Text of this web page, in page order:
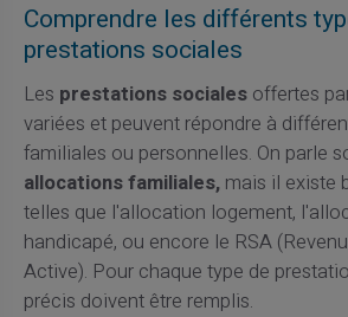
Comprendre les différents
prestations sociales
Les prestations socialesoffertes
variées et peuvent répondre à
familiales ou personnelles. On parle
allocations familiales,mais il existe
telles que l'allocation logement,
handicapé, ou encore le RSA
Active). Pour chaque type de
précis doivent être remplis.